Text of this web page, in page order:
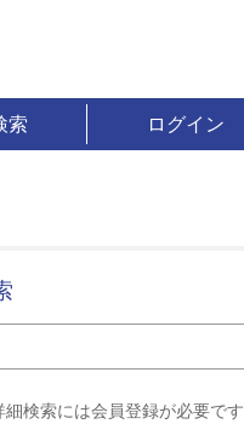
索 ログイン
細検索には会員登録が必要です